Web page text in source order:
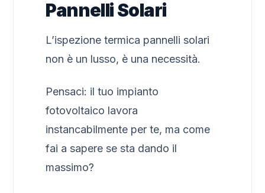
Pannelli Solari
L’ispezione termica pannelli solari
non è un lusso, è una necessità.
Pensaci: il tuo impianto
fotovoltaico lavora
instancabilmente per te, ma come
fai a sapere se sta dando il
massimo?